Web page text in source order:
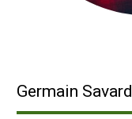
Germain Savard